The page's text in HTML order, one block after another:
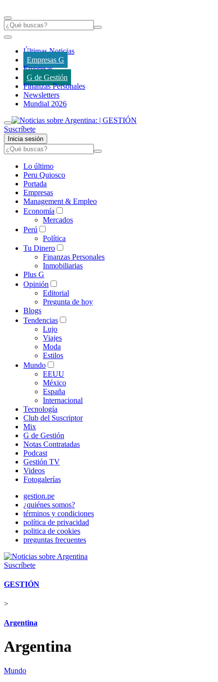
Últimas Noticias
Empresas G
Empresas
G de Gestión
Finanzas Personales
Newsletters
Mundial 2026
Suscríbete
Inicia sesión
Lo último
Peru Quiosco
Portada
Empresas
Management & Empleo
Economía
Mercados
Perú
Política
Tu Dinero
Finanzas Personales
Inmobiliarias
Plus G
Opinión
Editorial
Pregunta de hoy
Blogs
Tendencias
Lujo
Viajes
Moda
Estilos
Mundo
EEUU
México
España
Internacional
Tecnología
Club del Suscriptor
Mix
G de Gestión
Notas Contratadas
Podcast
Gestión TV
Videos
Fotogalerías
gestion.pe
¿quiénes somos?
términos y condiciones
política de privacidad
politica de cookies
preguntas frecuentes
Suscríbete
GESTIÓN
>
Argentina
Argentina
Mundo